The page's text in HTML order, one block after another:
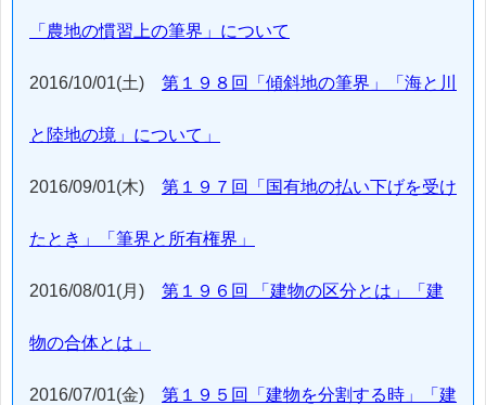
「農地の慣習上の筆界」について
2016/10/01(土) 第１９８回「傾斜地の筆界」「海と川
と陸地の境」について」
2016/09/01(木) 第１９７回「国有地の払い下げを受け
たとき」「筆界と所有権界」
2016/08/01(月) 第１９６回 「建物の区分とは」「建
物の合体とは」
2016/07/01(金) 第１９５回「建物を分割する時」「建